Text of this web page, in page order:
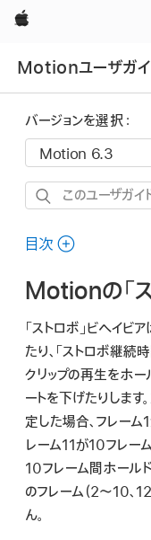
Apple
Motionユーザガイ
バージョンを選択：
こ
ユ
ザ
イ
ド
を
検
索
目次
Motionの「
「ストロボ」ビヘイビ
たり、「ストロボ継続
クリップの再生をホー
ートを下げたりします
定した場合、フレー
レーム11が10フレー
10フレーム間ホール
のフレーム（2〜10
ん。